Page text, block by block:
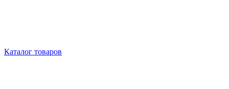
Каталог товаров